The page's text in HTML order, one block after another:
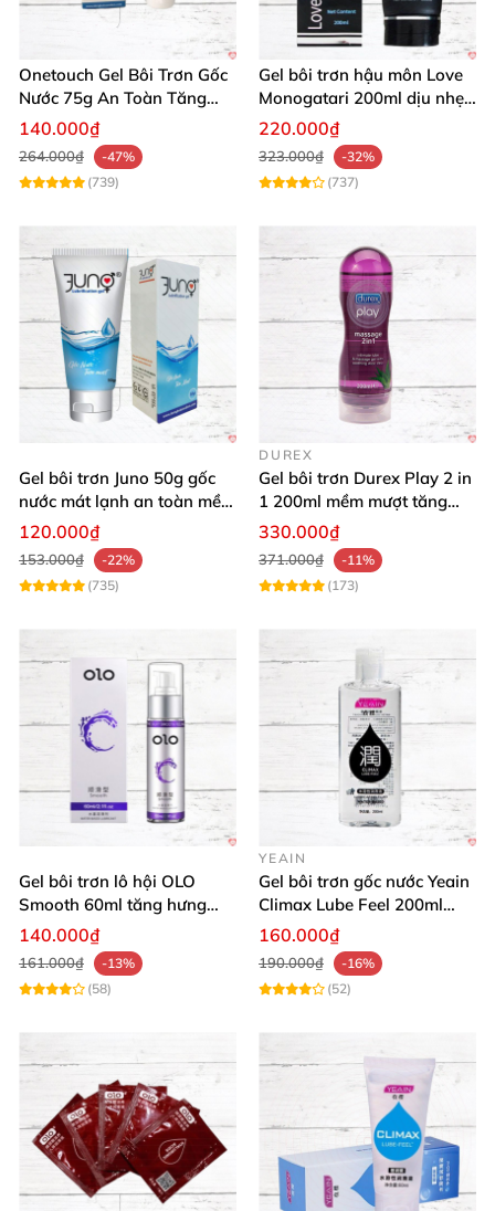
Onetouch Gel Bôi Trơn Gốc
Nước 75g An Toàn Tăng
Khoái Cảm
140.000₫
264.000₫
-47%
(739)
Gel bôi trơn hậu môn Love
Monogatari 200ml dịu nhẹ,
an toàn
220.000₫
323.000₫
-32%
(737)
Gel bôi trơn Juno 50g gốc
nước mát lạnh an toàn mềm
mại
120.000₫
153.000₫
-22%
(735)
DUREX
Gel bôi trơn Durex Play 2 in
1 200ml mềm mượt tăng
khoái cảm
330.000₫
371.000₫
-11%
(173)
Gel bôi trơn lô hội OLO
Smooth 60ml tăng hưng
phấn, dễ chịu
140.000₫
161.000₫
-13%
(58)
YEAIN
Gel bôi trơn gốc nước Yeain
Climax Lube Feel 200ml
chất lượng
160.000₫
190.000₫
-16%
(52)